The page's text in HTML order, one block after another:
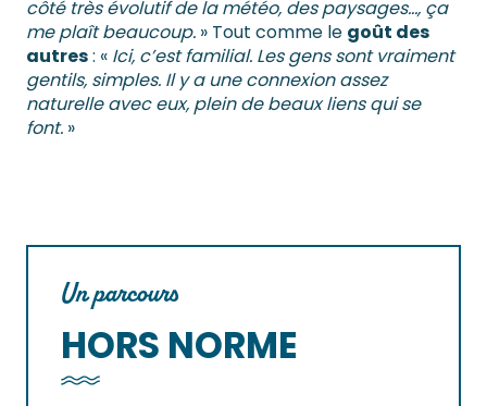
côté très évolutif de la météo, des paysages…, ça
me plaît beaucoup. » Tout comme le goût des
autres: « Ici, c’est familial. Les gens sont vraiment
gentils, simples. Il y a une connexion assez
naturelle avec eux, plein de beaux liens qui se
font. »
Un parcours
HORS NORME